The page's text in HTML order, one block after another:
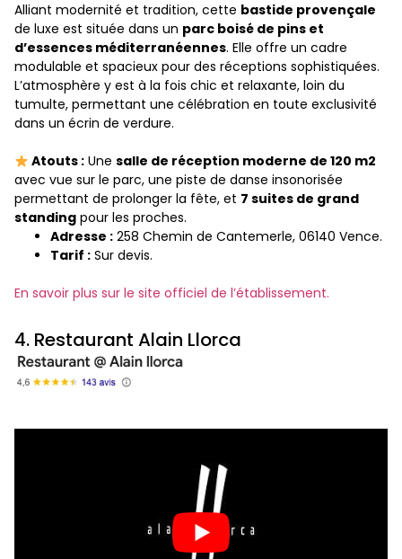
Alliant modernité et tradition, cette bastide provençale
de luxe est située dans un parc boisé de pins et
d’essences méditerranéennes. Elle offre un cadre
modulable et spacieux pour des réceptions sophistiquées.
L’atmosphère y est à la fois chic et relaxante, loin du
tumulte, permettant une célébration en toute exclusivité
dans un écrin de verdure.
Atouts :Une salle de réception moderne de 120 m2
avec vue sur le parc, une piste de danse insonorisée
permettant de prolonger la fête, et 7 suites de grand
standing pour les proches.
Adresse : 258 Chemin de Cantemerle, 06140 Vence.
Tarif : Sur devis.
En savoir plus sur le site officiel de l’établissement.
4. Restaurant Alain Llorca